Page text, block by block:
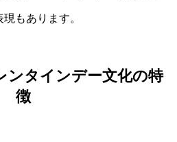
もあります。
ンタインデー文化の特
徴